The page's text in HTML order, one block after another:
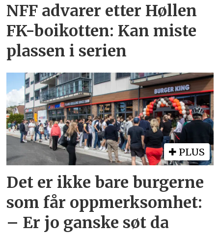
NFF advarer etter Høllen
FK-boikotten: Kan miste
plassen i serien
PLUS
Det er ikke bare burgerne
som får oppmerksomhet:
– Er jo ganske søt da